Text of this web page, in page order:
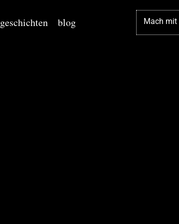
geschichten blog Mach mit